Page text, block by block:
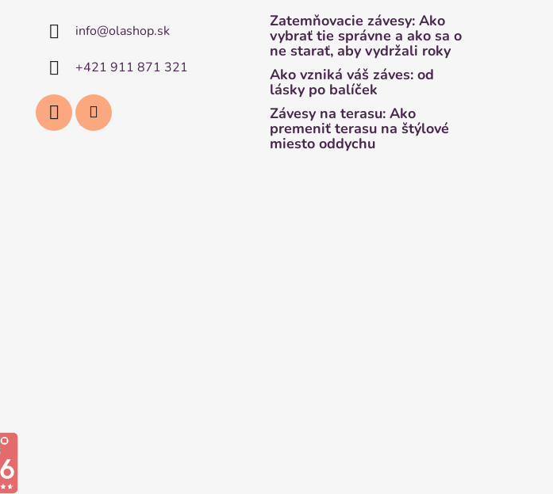
info@olashop.sk
+421 911 871 321
Zatemňovacie závesy: Ako
vybrať tie správne a ako sa o
ne starať, aby vydržali roky
Ako vzniká váš záves: od
lásky po balíček
Závesy na terasu: Ako
premeniť terasu na štýlové
miesto oddychu